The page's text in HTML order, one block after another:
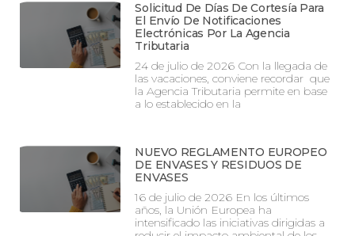
Solicitud De Días De Cortesía Para
El Envío De Notificaciones
Electrónicas Por La Agencia
Tributaria
24 de julio de 2026 Con la llegada de
las vacaciones, conviene recordar que
la Agencia Tributaria permite en base
a lo establecido en la
NUEVO REGLAMENTO EUROPEO
DE ENVASES Y RESIDUOS DE
ENVASES
16 de julio de 2026 En los últimos
años, la Unión Europea ha
intensificado las iniciativas dirigidas a